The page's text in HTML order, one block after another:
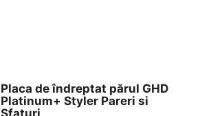
Placa de îndreptat părul GHD
Platinum+ Styler Pareri si